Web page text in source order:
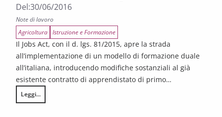
Del:30/06/2016
Note di lavoro
Agricoltura Istruzione e Formazione
Il Jobs Act, con il d. lgs. 81/2015, apre la strada
all’implementazione di un modello di formazione duale
all’italiana, introducendo modifiche sostanziali al già
esistente contratto di apprendistato di primo…
Leggi...
L’apprendistato per la qualifica e il diploma professionale, il diploma